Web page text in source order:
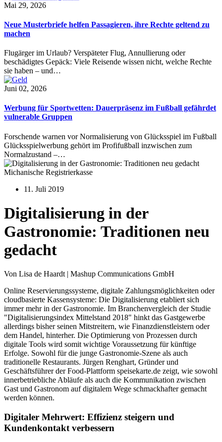
Mai 29, 2026
Neue Musterbriefe helfen Passagieren, ihre Rechte geltend zu
machen
Flugärger im Urlaub? Verspäteter Flug, Annullierung oder
beschädigtes Gepäck: Viele Reisende wissen nicht, welche Rechte
sie haben – und…
Juni 02, 2026
Werbung für Sportwetten: Dauerpräsenz im Fußball gefährdet
vulnerable Gruppen
Forschende warnen vor Normalisierung von Glücksspiel im Fußball
Glücksspielwerbung gehört im Profifußball inzwischen zum
Normalzustand –…
Michanische Registrierkasse
11. Juli 2019
Digitalisierung in der
Gastronomie: Traditionen neu
gedacht
Von Lisa de Haardt | Mashup Communications GmbH
Online Reservierungssysteme, digitale Zahlungsmöglichkeiten oder
cloudbasierte Kassensysteme: Die Digitalisierung etabliert sich
immer mehr in der Gastronomie. Im Branchenvergleich der Studie
"Digitalisierungsindex Mittelstand 2018" hinkt das Gastgewerbe
allerdings bisher seinen Mitstreitern, wie Finanzdienstleistern oder
dem Handel, hinterher. Die Optimierung von Prozessen durch
digitale Tools wird somit wichtige Voraussetzung für künftige
Erfolge. Sowohl für die junge Gastronomie-Szene als auch
traditionelle Restaurants. Jürgen Renghart, Gründer und
Geschäftsführer der Food-Plattform speisekarte.de zeigt, wie sowohl
innerbetriebliche Abläufe als auch die Kommunikation zwischen
Gast und Gastronom auf digitalem Wege schmackhafter gemacht
werden können.
Digitaler Mehrwert: Effizienz steigern und
Kundenkontakt verbessern